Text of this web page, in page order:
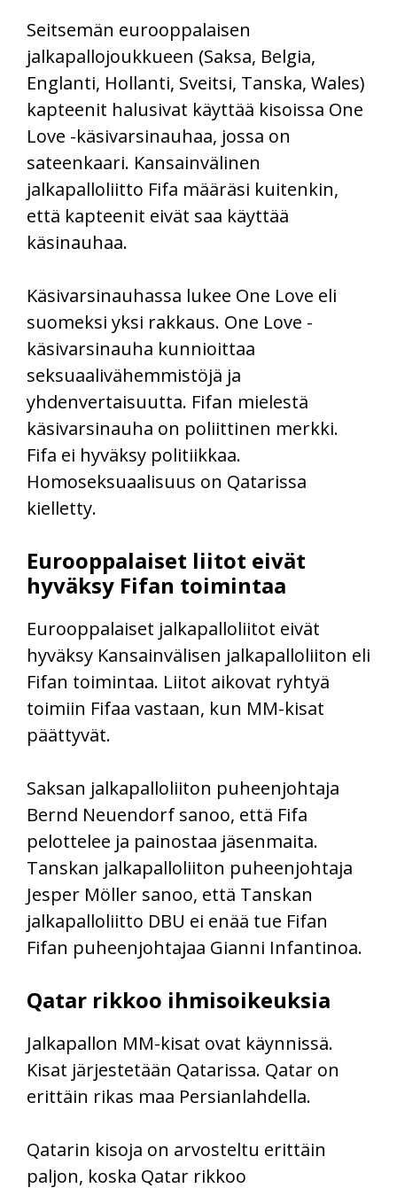
Seitsemän eurooppalaisen
jalkapallojoukkueen (Saksa, Belgia,
Englanti, Hollanti, Sveitsi, Tanska, Wales)
kapteenit halusivat käyttää kisoissa One
Love -käsivarsinauhaa, jossa on
sateenkaari. Kansainvälinen
jalkapalloliitto Fifa määräsi kuitenkin,
että kapteenit eivät saa käyttää
käsinauhaa.
Käsivarsinauhassa lukee One Love eli
suomeksi yksi rakkaus. One Love -
käsivarsinauha kunnioittaa
seksuaalivähemmistöjä ja
yhdenvertaisuutta. Fifan mielestä
käsivarsinauha on poliittinen merkki.
Fifa ei hyväksy politiikkaa.
Homoseksuaalisuus on Qatarissa
kielletty.
Eurooppalaiset liitot eivät
hyväksy Fifan toimintaa
Eurooppalaiset jalkapalloliitot eivät
hyväksy Kansainvälisen jalkapalloliiton eli
Fifan toimintaa. Liitot aikovat ryhtyä
toimiin Fifaa vastaan, kun MM-kisat
päättyvät.
Saksan jalkapalloliiton puheenjohtaja
Bernd Neuendorf sanoo, että Fifa
pelottelee ja painostaa jäsenmaita.
Tanskan jalkapalloliiton puheenjohtaja
Jesper Möller sanoo, että Tanskan
jalkapalloliitto DBU ei enää tue Fifan
Fifan puheenjohtajaa Gianni Infantinoa.
Qatar rikkoo ihmisoikeuksia
Jalkapallon MM-kisat ovat käynnissä.
Kisat järjestetään Qatarissa. Qatar on
erittäin rikas maa Persianlahdella.
Qatarin kisoja on arvosteltu erittäin
paljon, koska Qatar rikkoo